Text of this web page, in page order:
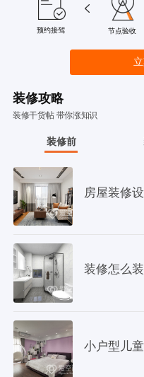
预约接驾 节点验收
装修攻略
装修干货帖 带你涨知识
装修前
装修怎么